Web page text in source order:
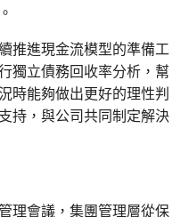
推進現金流模型的準備工
獨立債務回收率分析，幫
時能夠做出更好的理性判
持，與公司共同制定解決
理會議，集團管理層從保